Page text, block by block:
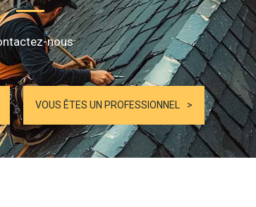
nous
VOUS ÊTES UN PROFESSIONNEL